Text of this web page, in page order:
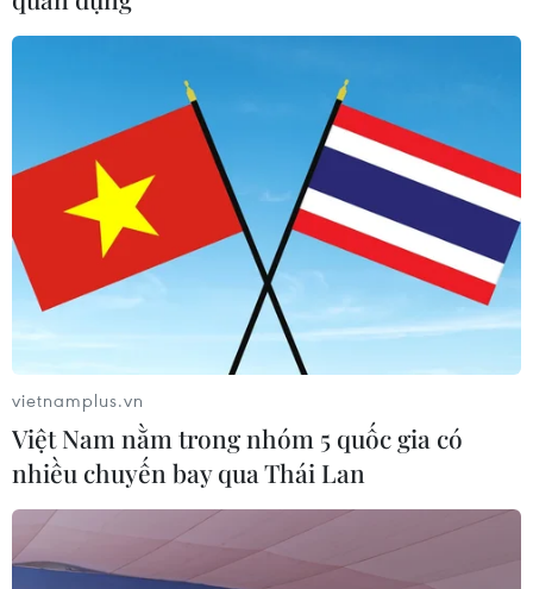
Thể thao và Du lịch Thanh Hóa vào
Đà Nẵng: Sóng cuốn 4 người tại Mũi
Nghê, 3 người mất tích
08/08/2026 06:02
Mở ra không gian phát triển mới
08/08/2026 05:39
Thanh Hóa: Tạo điều kiện để người ở
xa trung tâm tiếp cận hành chính
công
vietnamplus.vn
Việt Nam nằm trong nhóm 5 quốc gia có
nhiều chuyến bay qua Thái Lan